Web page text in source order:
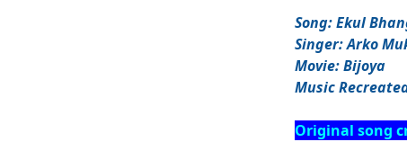
Song: Ekul
Singer: Arko
Movie: Bijoya
Music
Original song